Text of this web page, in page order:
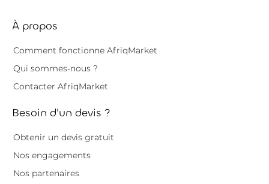
À propos
Comment fonctionne AfriqMarket
Qui sommes-nous ?
Contacter AfriqMarket
Besoin d'un devis ?
Obtenir un devis gratuit
Nos engagements
Nos partenaires